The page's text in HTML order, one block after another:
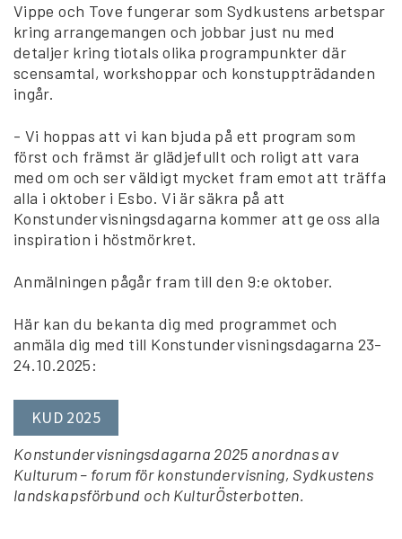
Vippe och Tove fungerar som Sydkustens arbetspar
kring arrangemangen och jobbar just nu med
detaljer kring tiotals olika programpunkter där
scensamtal, workshoppar och konstuppträdanden
ingår.
- Vi hoppas att vi kan bjuda på ett program som
först och främst är glädjefullt och roligt att vara
med om och ser väldigt mycket fram emot att träffa
alla i oktober i Esbo. Vi är säkra på att
Konstundervisningsdagarna kommer att ge oss alla
inspiration i höstmörkret.
Anmälningen pågår fram till den 9:e oktober.
Här kan du bekanta dig med programmet och
anmäla dig med till Konstundervisningsdagarna 23-
24.10.2025:
KUD 2025
Konstundervisningsdagarna 2025 anordnas av
Kulturum – forum för konstundervisning, Sydkustens
landskapsförbund och KulturÖsterbotten.